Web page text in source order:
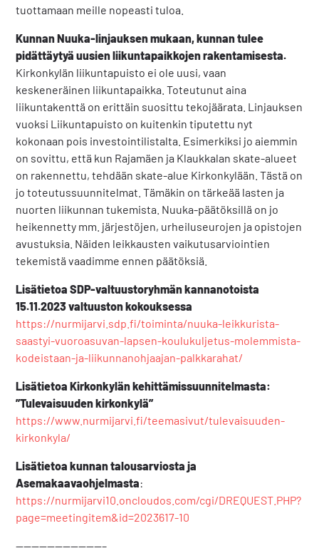
tuottamaan meille nopeasti tuloa.
Kunnan Nuuka-linjauksen mukaan, kunnan tulee
pidättäytyä uusien liikuntapaikkojen rakentamisesta.
Kirkonkylän liikuntapuisto ei ole uusi, vaan
keskeneräinen liikuntapaikka. Toteutunut aina
liikuntakenttä on erittäin suosittu tekojäärata. Linjauksen
vuoksi Liikuntapuisto on kuitenkin tiputettu nyt
kokonaan pois investointilistalta. Esimerkiksi jo aiemmin
on sovittu, että kun Rajamäen ja Klaukkalan skate-alueet
on rakennettu, tehdään skate-alue Kirkonkylään. Tästä on
jo toteutussuunnitelmat. Tämäkin on tärkeää lasten ja
nuorten liikunnan tukemista. Nuuka-päätöksillä on jo
heikennetty mm. järjestöjen, urheiluseurojen ja opistojen
avustuksia. Näiden leikkausten vaikutusarviointien
tekemistä vaadimme ennen päätöksiä.
Lisätietoa SDP-valtuustoryhmän kannanotoista
15.11.2023 valtuuston kokouksessa
https://nurmijarvi.sdp.fi/toiminta/nuuka-leikkurista-
saastyi-vuoroasuvan-lapsen-koulukuljetus-molemmista-
kodeistaan-ja-liikunnanohjaajan-palkkarahat/
Lisätietoa Kirkonkylän kehittämissuunnitelmasta:
”Tulevaisuuden kirkonkylä”
https://www.nurmijarvi.fi/teemasivut/tulevaisuuden-
kirkonkyla/
Lisätietoa kunnan talousarviosta ja
Asemakaavaohjelmasta:
https://nurmijarvi10.oncloudos.com/cgi/DREQUEST.PHP?
page=meetingitem&id=2023617-10
———————————–